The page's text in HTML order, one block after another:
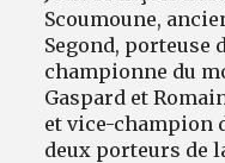
Scoumoune,
Segond, porteuse
championne du
Gaspard et
et vice-champion
deux porteurs de